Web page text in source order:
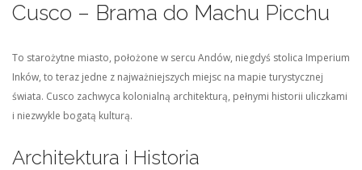
Cusco – Brama do Machu Picchu
To starożytne miasto, położone w sercu Andów, niegdyś stolica Imperium
Inków, to teraz jedne z najważniejszych miejsc na mapie turystycznej
świata. Cusco zachwyca kolonialną architekturą, pełnymi historii uliczkami
i niezwykle bogatą kulturą.
Architektura i Historia